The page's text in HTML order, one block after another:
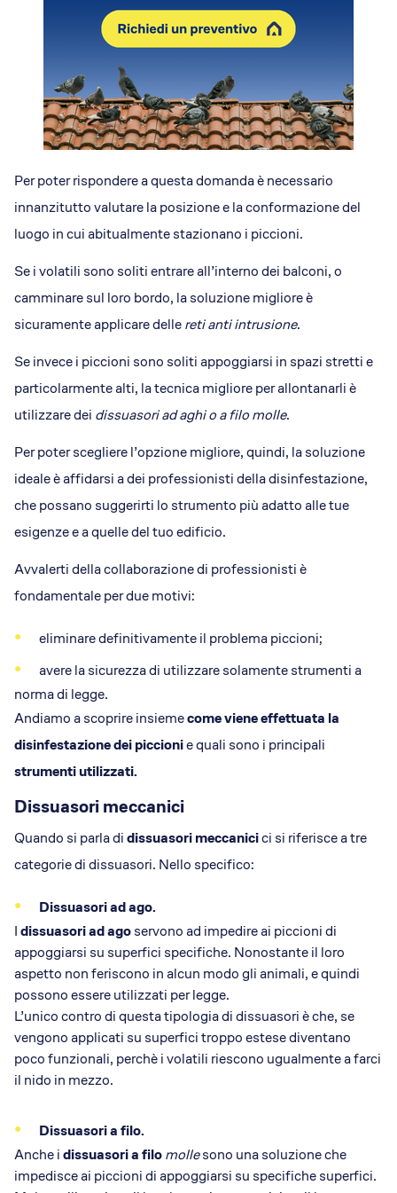
Per poter rispondere a questa domanda è necessario
innanzitutto valutare la posizione e la conformazione del
luogo in cui abitualmente stazionano i piccioni.
Se i volatili sono soliti entrare all’interno dei balconi, o
camminare sul loro bordo, la soluzione migliore è
sicuramente applicare dellereti anti intrusione.
Se invece i piccioni sono soliti appoggiarsi in spazi stretti e
particolarmente alti, la tecnica migliore per allontanarli è
utilizzare dei dissuasori ad aghi o a filo molle.
Per poter scegliere l’opzione migliore, quindi, la soluzione
ideale è affidarsi a dei professionisti della disinfestazione,
che possano suggerirti lo strumento più adatto alle tue
esigenze e a quelle del tuo edificio.
Avvalerti della collaborazione di professionisti è
fondamentale per due motivi:
eliminare definitivamente il problema piccioni;
avere la sicurezza di utilizzare solamente strumenti a
norma di legge.
Andiamo a scoprire insiemecome viene effettuata la
disinfestazione dei piccionie quali sono i principali
strumenti utilizzati.
Dissuasori meccanici
Quando si parla didissuasori meccanicici si riferisce a tre
categorie di dissuasori. Nello specifico:
Dissuasori ad ago.
Idissuasori ad agoservono ad impedire ai piccioni di
appoggiarsi su superfici specifiche. Nonostante il loro
aspetto non feriscono in alcun modo gli animali, e quindi
possono essere utilizzati per legge.
L’unico contro di questa tipologia di dissuasori è che, se
vengono applicati su superfici troppo estese diventano
poco funzionali, perchè i volatili riescono ugualmente a farci
il nido in mezzo.
Dissuasori a filo.
Anche idissuasori a filomollesono una soluzione che
impedisce ai piccioni di appoggiarsi su specifiche superfici.